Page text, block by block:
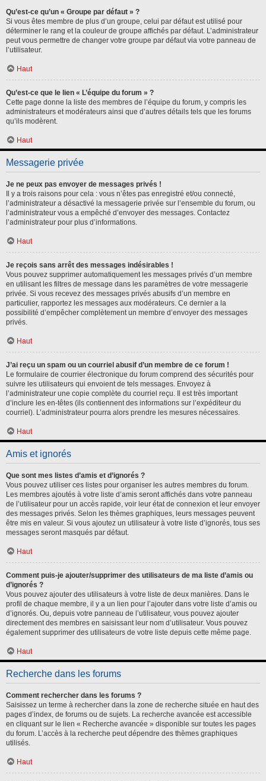
Qu’est-ce qu’un « Groupe par défaut » ?
Si vous êtes membre de plus d’un groupe, celui par défaut est utilisé pour
déterminer le rang et la couleur de groupe affichés par défaut. L’administrateur
peut vous permettre de changer votre groupe par défaut via votre panneau de
l’utilisateur.
Haut
Qu’est-ce que le lien « L’équipe du forum » ?
Cette page donne la liste des membres de l’équipe du forum, y compris les
administrateurs et modérateurs ainsi que d’autres détails tels que les forums
qu’ils modèrent.
Haut
Messagerie privée
Je ne peux pas envoyer de messages privés !
Il y a trois raisons pour cela : vous n’êtes pas enregistré et/ou connecté,
l’administrateur a désactivé la messagerie privée sur l’ensemble du forum, ou
l’administrateur vous a empêché d’envoyer des messages. Contactez
l’administrateur pour plus d’informations.
Haut
Je reçois sans arrêt des messages indésirables !
Vous pouvez supprimer automatiquement les messages privés d’un membre
en utilisant les filtres de message dans les paramètres de votre messagerie
privée. Si vous recevez des messages privés abusifs d’un membre en
particulier, rapportez les messages aux modérateurs. Ce dernier a la
possibilité d’empêcher complètement un membre d’envoyer des messages
privés.
Haut
J’ai reçu un spam ou un courriel abusif d’un membre de ce forum !
Le formulaire de courrier électronique du forum comprend des sécurités pour
suivre les utilisateurs qui envoient de tels messages. Envoyez à
l’administrateur une copie complète du courriel reçu. Il est très important
d’inclure les en-têtes (ils contiennent des informations sur l’expéditeur du
courriel). L’administrateur pourra alors prendre les mesures nécessaires.
Haut
Amis et ignorés
Que sont mes listes d’amis et d’ignorés ?
Vous pouvez utiliser ces listes pour organiser les autres membres du forum.
Les membres ajoutés à votre liste d’amis seront affichés dans votre panneau
de l’utilisateur pour un accès rapide, voir leur état de connexion et leur envoyer
des messages privés. Selon les thèmes graphiques, leurs messages peuvent
être mis en valeur. Si vous ajoutez un utilisateur à votre liste d’ignorés, tous ses
messages seront masqués par défaut.
Haut
Comment puis-je ajouter/supprimer des utilisateurs de ma liste d’amis ou
d’ignorés ?
Vous pouvez ajouter des utilisateurs à votre liste de deux manières. Dans le
profil de chaque membre, il y a un lien pour l’ajouter dans votre liste d’amis ou
d’ignorés. Ou, depuis votre panneau de l’utilisateur, vous pouvez ajouter
directement des membres en saisissant leur nom d’utilisateur. Vous pouvez
également supprimer des utilisateurs de votre liste depuis cette même page.
Haut
Recherche dans les forums
Comment rechercher dans les forums ?
Saisissez un terme à rechercher dans la zone de recherche située en haut des
pages d’index, de forums ou de sujets. La recherche avancée est accessible
en cliquant sur le lien « Recherche avancée » disponible sur toutes les pages
du forum. L’accès à la recherche peut dépendre des thèmes graphiques
utilisés.
Haut